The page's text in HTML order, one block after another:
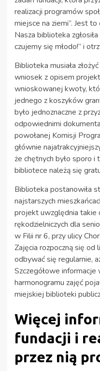
realizacji programów
miejsce na ziemi”. Jest
Nasza biblioteka
czujemy się młodo!” i
Biblioteka musiała
wniosek z opisem
wnioskowanej kwoty,
jednego z koszyków
było jednoznaczne z
odpowiednimi
powołanej Komisji
głównie
że chętnych było sporo
bibliotece należą się
Biblioteka postanowiła
najstarszych
projekt uwzględnia takie
rękodzielniczych dla
w Filii nr 6, przy ulicy
Zajęcia rozpoczną się
odbywać się regularnie,
Szczegółowe
harmonogramu zajęć
miejskiej biblioteki
Więcej
fundacji i
przez nią